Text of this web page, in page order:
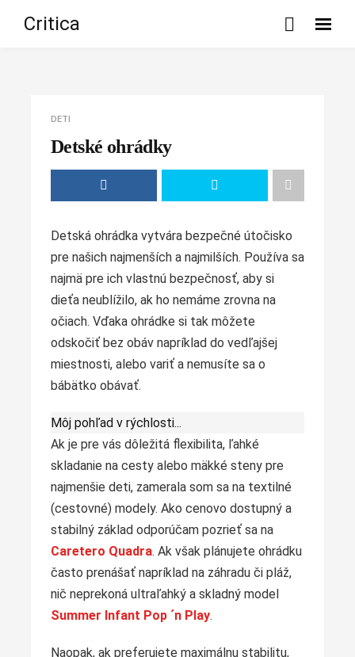
Critica
DETI
Detské ohrádky
Detská ohrádka vytvára bezpečné útočisko
pre našich najmenších a najmilších. Používa sa
najmä pre ich vlastnú bezpečnosť, aby si
dieťa neublížilo, ak ho nemáme zrovna na
očiach. Vďaka ohrádke si tak môžete
odskočiť bez obáv napríklad do vedľajšej
miestnosti, alebo variť a nemusíte sa o
bábätko obávať.
Môj pohľad v rýchlosti...
Ak je pre vás dôležitá flexibilita, ľahké
skladanie na cesty alebo mäkké steny pre
najmenšie deti, zamerala som sa na textilné
(cestovné) modely. Ako cenovo dostupný a
stabilný základ odporúčam pozrieť sa na
Caretero Quadra. Ak však plánujete ohrádku
často prenášať napríklad na záhradu či pláž,
nič neprekoná ultraľahký a skladný model
Summer Infant Pop ´n Play.
Naopak, ak preferujete maximálnu stabilitu,